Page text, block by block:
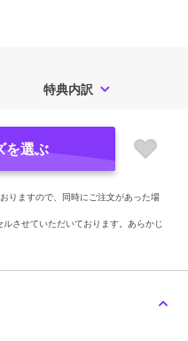
特典内訳
を選ぶ
りますので、同時にご注文があった場
させていただいております。あらかじ